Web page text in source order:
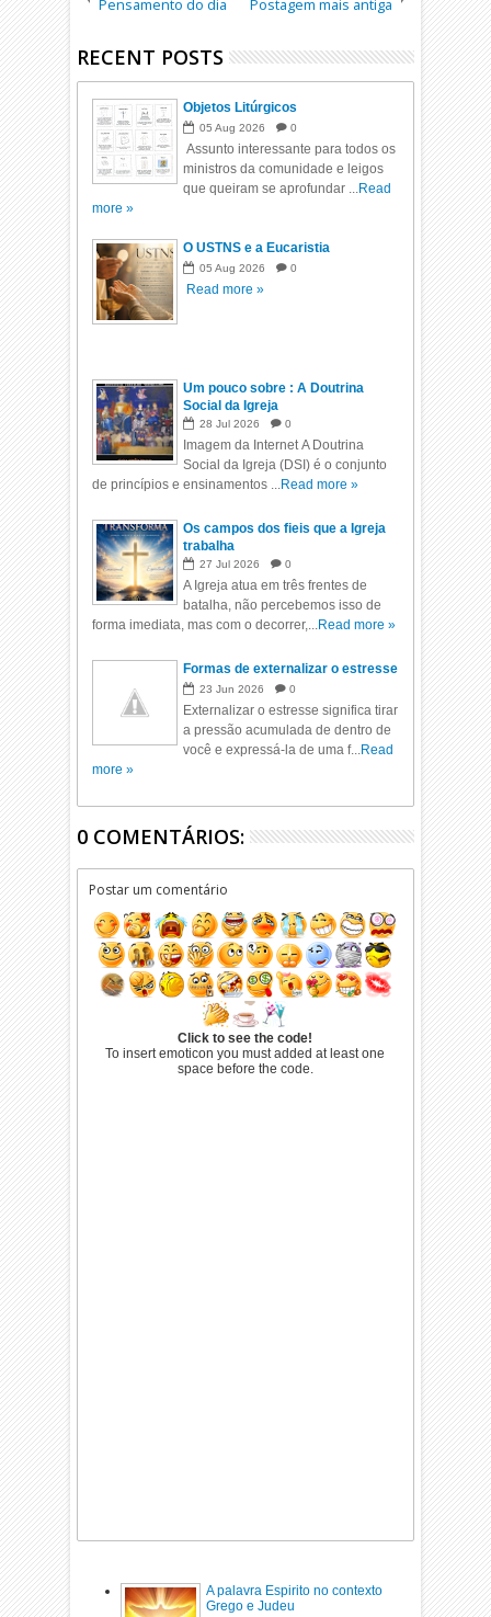
Pensamento do dia Postagem mais antiga
RECENT POSTS
Objetos Litúrgicos
05 Aug 2026 0
Assunto interessante para todos os
ministros da comunidade e leigos
que queiram se aprofundar ...Read
more »
O USTNS e a Eucaristia
05 Aug 2026 0
Read more »
Um pouco sobre : A Doutrina
Social da Igreja
28 Jul 2026 0
Imagem da Internet A Doutrina
Social da Igreja (DSI) é o conjunto
de princípios e ensinamentos ...Read more »
Os campos dos fieis que a Igreja
trabalha
27 Jul 2026 0
A Igreja atua em três frentes de
batalha, não percebemos isso de
forma imediata, mas com o decorrer,...Read more »
Formas de externalizar o estresse
23 Jun 2026 0
Externalizar o estresse significa tirar
a pressão acumulada de dentro de
você e expressá-la de uma f...Read
more »
0 COMENTÁRIOS:
Postar um comentário
Click to see the code!
To insert emoticon you must added at least one
space before the code.
A palavra Espirito no contexto
Grego e Judeu